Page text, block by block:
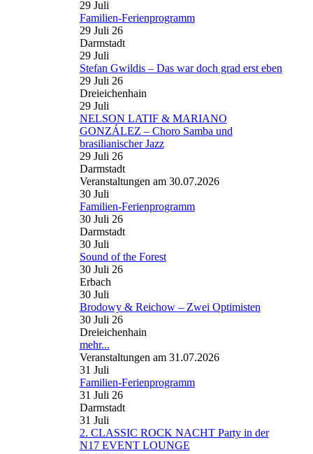
29 Juli
Familien-Ferienprogramm
29 Juli 26
Darmstadt
29 Juli
Stefan Gwildis – Das war doch grad erst eben
29 Juli 26
Dreieichenhain
29 Juli
NELSON LATIF & MARIANO
GONZÁLEZ – Choro Samba und
brasilianischer Jazz
29 Juli 26
Darmstadt
Veranstaltungen am 30.07.2026
30 Juli
Familien-Ferienprogramm
30 Juli 26
Darmstadt
30 Juli
Sound of the Forest
30 Juli 26
Erbach
30 Juli
Brodowy & Reichow – Zwei Optimisten
30 Juli 26
Dreieichenhain
mehr...
Veranstaltungen am 31.07.2026
31 Juli
Familien-Ferienprogramm
31 Juli 26
Darmstadt
31 Juli
2. CLASSIC ROCK NACHT Party in der
N17 EVENT LOUNGE